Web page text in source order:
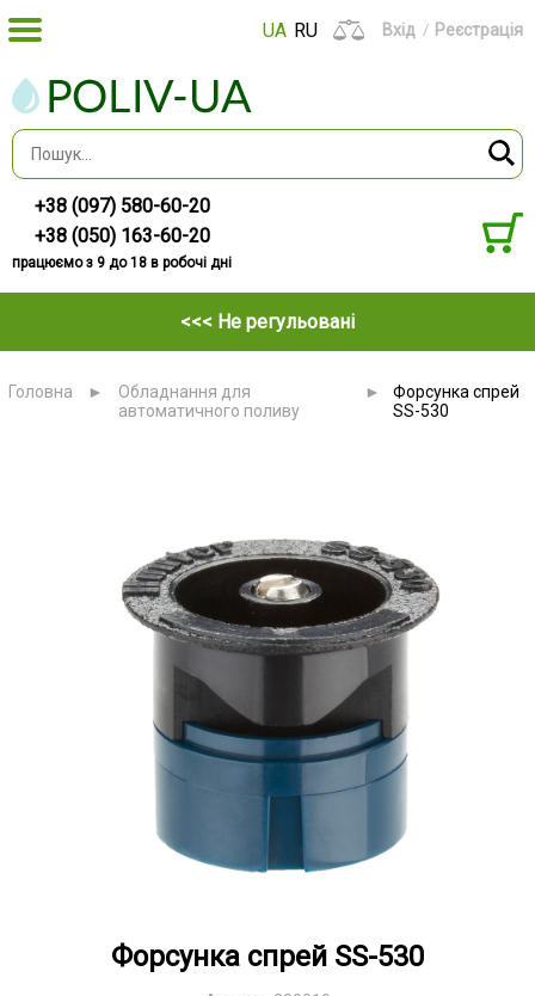
UA RU Вхід Реєстрація
+38 (097) 580-60-20
+38 (050) 163-60-20
працюємо з 9 до 18 в робочі дні
<<< Не регульовані
Головна ►
Обладнання для
автоматичного поливу
►
Форсунка спрей
SS-530
Форсунка спрей SS-530